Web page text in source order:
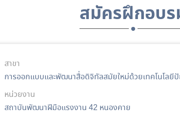
สมัครฝึกอบ
สาขา
การออกแบบและพัฒนาสื่อดิจิทัลสมัยใหม่ด้วยเทคโนโล
หน่วยงาน
สถาบันพัฒนาฝีมือแรงงาน 42 หนองคาย